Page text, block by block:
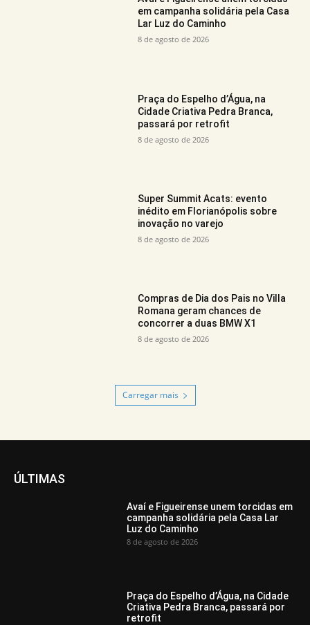
em campanha solidária pela Casa
Lar Luz do Caminho
8 de agosto de 2026
Praça do Espelho d’Água, na
Cidade Criativa Pedra Branca,
passará por retrofit
8 de agosto de 2026
Super Summit Acats: evento
inédito em Florianópolis sobre
inovação no varejo
8 de agosto de 2026
Compras de Dia dos Pais no Villa
Romana geram chances de
concorrer a duas BMW X1
8 de agosto de 2026
Carregar mais
ÚLTIMAS
Avaí e Figueirense unem torcidas em
campanha solidária pela Casa Lar
Luz do Caminho
8 de agosto de 2026
Praça do Espelho d’Água, na Cidade
Criativa Pedra Branca, passará por
retrofit